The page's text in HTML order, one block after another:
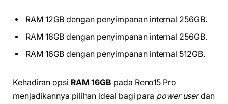
RAM 12GB dengan penyimpanan internal 256GB.
RAM 16GB dengan penyimpanan internal 256GB.
RAM 16GB dengan penyimpanan internal 512GB.
Kehadiran opsi RAM 16GB pada Reno15 Pro
menjadikannya pilihan ideal bagi para power userdan